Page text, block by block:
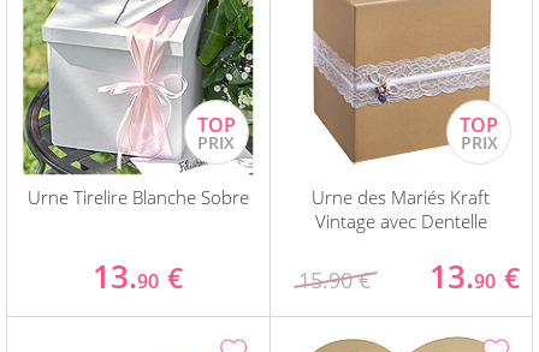
Urne Tirelire Blanche Sobre
13.90 €
Urne des Mariés Kraft
Vintage avec Dentelle
15.90 € 13.90 €